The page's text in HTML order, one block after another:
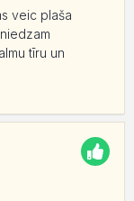
veic plaša
tīru un